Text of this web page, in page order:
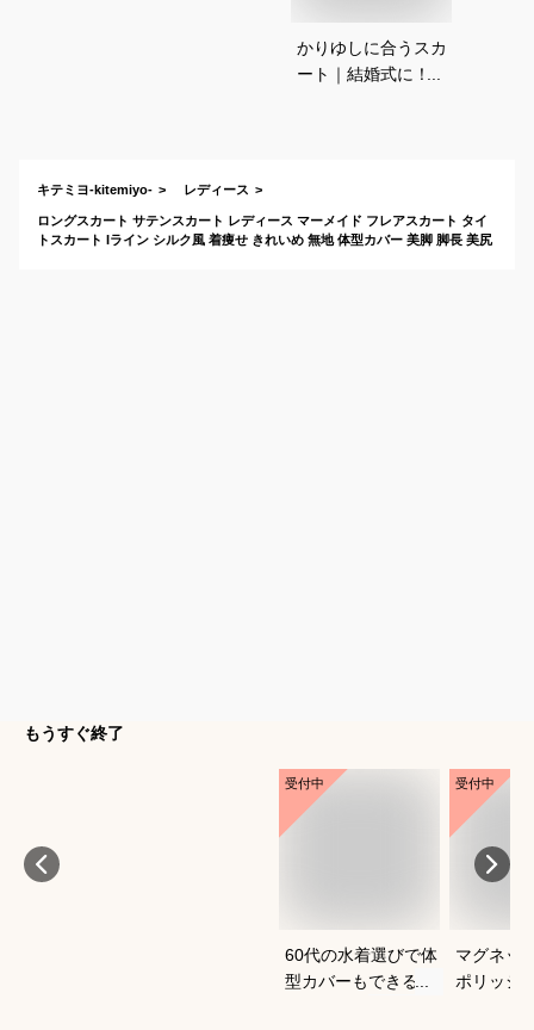
かりゆしに合うスカ
ート｜結婚式に！ア
キテミヨ-kitemiyo- レディース
ロングスカート サテンスカート レディース マーメイド フレアスカート タイ
トスカート Iライン シルク風 着痩せ きれいめ 無地 体型カバー 美脚 脚長 美尻
もうすぐ終了
受付中
60代の水着選びで体
型カバーもできるお
受付中
マグネッ
ポリッシ